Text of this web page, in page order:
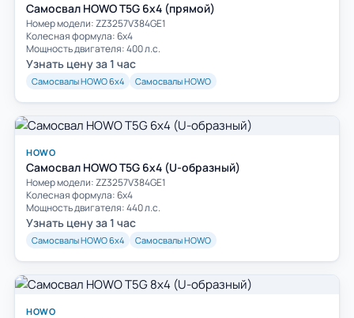
Самосвал HOWO T5G 6x4 (прямой)
Номер модели: ZZ3257V384GE1
Колесная формула: 6х4
Мощность двигателя: 400 л.с.
Узнать цену за 1 час
Самосвалы HOWO 6х4 Самосвалы HOWO
HOWO
Самосвал HOWO T5G 6x4 (U-образный)
Номер модели: ZZ3257V384GE1
Колесная формула: 6х4
Мощность двигателя: 440 л.с.
Узнать цену за 1 час
Самосвалы HOWO 6х4 Самосвалы HOWO
HOWO